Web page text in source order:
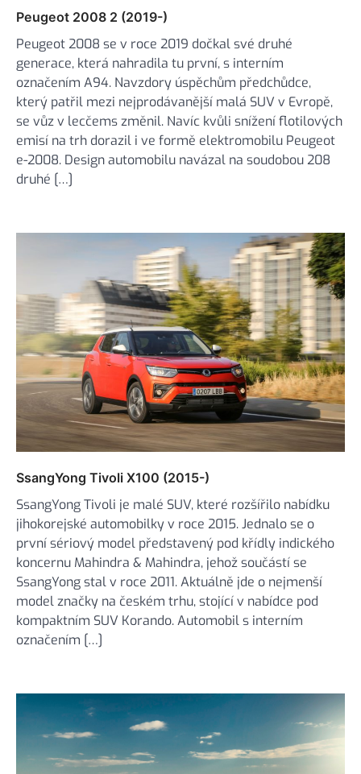
Peugeot 2008 2 (2019-)
Peugeot 2008 se v roce 2019 dočkal své druhé
generace, která nahradila tu první, s interním
označením A94. Navzdory úspěchům předchůdce,
který patřil mezi nejprodávanější malá SUV v Evropě,
se vůz v lecčems změnil. Navíc kvůli snížení flotilových
emisí na trh dorazil i ve formě elektromobilu Peugeot
e-2008. Design automobilu navázal na soudobou 208
druhé […]
SsangYong Tivoli X100 (2015-)
SsangYong Tivoli je malé SUV, které rozšířilo nabídku
jihokorejské automobilky v roce 2015. Jednalo se o
první sériový model představený pod křídly indického
koncernu Mahindra & Mahindra, jehož součástí se
SsangYong stal v roce 2011. Aktuálně jde o nejmenší
model značky na českém trhu, stojící v nabídce pod
kompaktním SUV Korando. Automobil s interním
označením […]